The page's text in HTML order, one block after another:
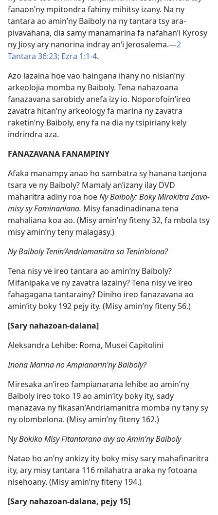
fanaon’ny mpitondra fahiny mihitsy izany. Na ny
tantara ao amin’ny Baiboly na ny tantara tsy ara-
pivavahana, dia samy manamarina fa nafahan’i Kyrosy
ny Jiosy ary nanorina indray an’i Jerosalema.—2
Tantara 36:23; Ezra 1:1-4.
Azo lazaina hoe vao haingana ihany no nisian’ny
arkeolojia momba ny Baiboly. Tena nahazoana
fanazavana sarobidy anefa izy io. Noporofoin’ireo
zavatra hitan’ny arkeology fa marina ny zavatra
raketin’ny Baiboly, eny fa na dia ny tsipiriany kely
indrindra aza.
FANAZAVANA FANAMPINY
Afaka manampy anao ho sambatra sy hanana tanjona
tsara ve ny Baiboly? Mamaly an’izany ilay DVD
maharitra adiny roa hoeNy Baiboly: Boky Mirakitra Zava-
misy sy Faminaniana. Misy fanadinadinana tena
mahaliana koa ao. (Misy amin’ny fiteny 32, fa mbola tsy
misy amin’ny teny malagasy.)
Ny Baiboly Tenin’Andriamanitra sa Tenin’olona?
Tena nisy ve ireo tantara ao amin’ny Baiboly?
Mifanipaka ve ny zavatra lazainy? Tena nisy ve ireo
fahagagana tantarainy? Diniho ireo fanazavana ao
amin’ity boky 192 pejy ity. (Misy amin’ny fiteny 56.)
[Sary nahazoan-dalana]
Aleksandra Lehibe: Roma, Musei Capitolini
Inona Marina no Ampianarin’ny Baiboly?
Miresaka an’ireo fampianarana lehibe ao amin’ny
Baiboly ireo toko 19 ao amin’ity boky ity, sady
manazava ny fikasan’Andriamanitra momba ny tany sy
ny olombelona. (Misy amin’ny fiteny 162.)
Ny Bokiko Misy Fitantarana avy ao Amin’ny Baiboly
Natao ho an’ny ankizy ity boky misy sary mahafinaritra
ity, ary misy tantara 116 milahatra araka ny fotoana
nisehoany. (Misy amin’ny fiteny 194.)
[Sary nahazoan-dalana, pejy 15]